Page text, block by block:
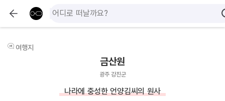
여행지
금산원
광주 강진군
나라에 충성한 언양김씨의 원사